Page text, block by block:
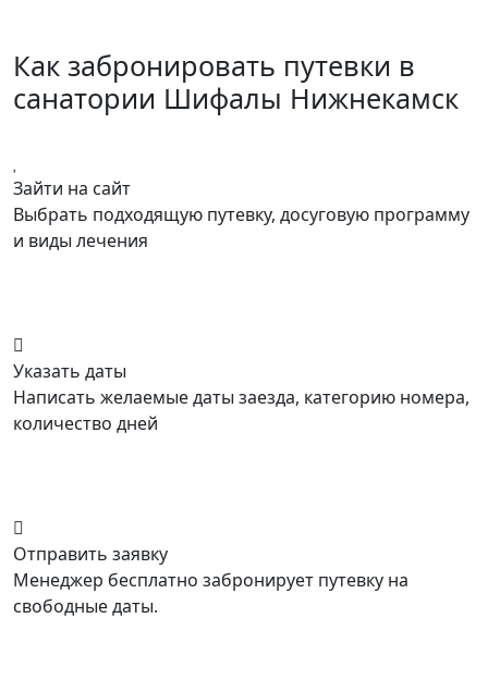
Как забронировать путевки в
санатории Шифалы Нижнекамск
Зайти на сайт
Выбрать подходящую путевку, досуговую программу
и виды лечения
Указать даты
Написать желаемые даты заезда, категорию номера,
количество дней
Отправить заявку
Менеджер бесплатно забронирует путевку на
свободные даты.